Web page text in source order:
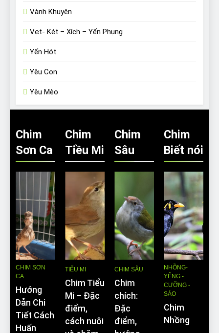
Vành Khuyên
Vẹt- Két – Xích – Yến Phụng
Yến Hót
Yêu Con
Yêu Mèo
Chim
Sơn Ca
CHIM SƠN
CA
Hướng
Dẫn Chi
Tiết Cách
Huấn
Chim
Tiều Mi
TIỂU MI
Chim Tiểu
Mi – Đặc
điểm,
cách nuôi
Chim
Sâu
CHIM SÂU
Chim
chích:
Đặc
điểm,
Chim
Biết nói
NHỒNG-
YỂNG -
CƯỠNG -
SÁO
Chim
Nhồng